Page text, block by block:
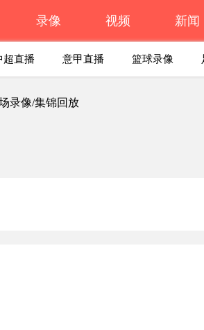
录像 视频 新闻
超直播 意甲直播 篮球录像
录像/集锦回放